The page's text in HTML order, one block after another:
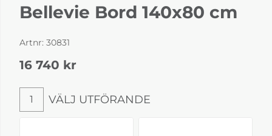
Bellevie Bord 140x80 cm
Artnr: 30831
16 740 kr
Välj utförande
1 VÄLJ UTFÖRANDE